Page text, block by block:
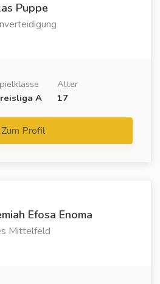
Puppe
A
Alter
17
Zum Profil
Efosa Enoma
Mittelfeld